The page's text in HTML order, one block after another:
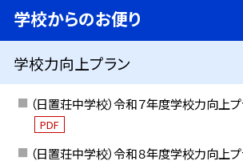
学校からのお便り
学校力向上プラン
（日置荘中学校）令和７年度学校力向上プ
PDF
（日置荘中学校）令和８年度学校力向上プ